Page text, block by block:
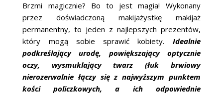
Brzmi magicznie? Bo to jest magia! Wykonany
przez doświadczoną makijażystkę makijaż
permanentny, to jeden z najlepszych prezentów,
który mogą sobie sprawić kobiety. Idealnie
podkreślający urodę, powiększający optycznie
oczy, wysmuklający twarz (łuk brwiowy
nierozerwalnie łączy się z najwyższym punktem
kości policzkowych, a ich odpowiednie